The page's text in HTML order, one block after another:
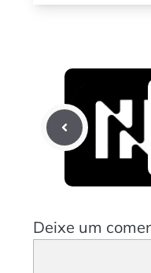
Deixe um